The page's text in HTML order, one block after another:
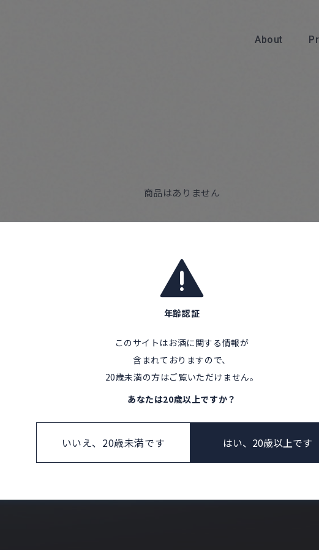
About
About
Products
商品はありません
CONTACT
年齢認証
このサイトはお酒に関する情報が
含まれておりますので、
20歳未満の方はご覧いただけません。
あなたは20歳以上ですか？
はい、20歳以上です
いいえ、20歳未満です